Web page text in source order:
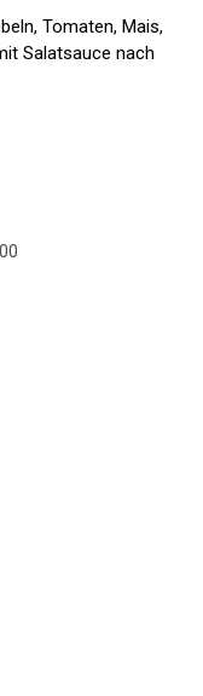
Tomaten, Mais,
Salatsauce nach